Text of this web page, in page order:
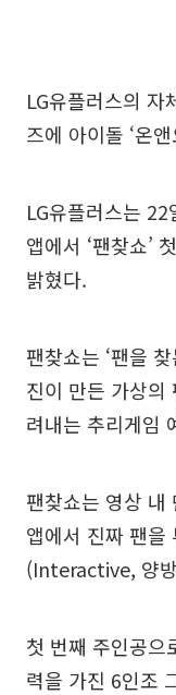
LG유플러스의 자
즈에 아이돌 ‘온
LG유플러스는
앱에서 ‘팬찾쇼’
밝혔다.
팬찾쇼는 ‘팬을
진이 만든 가상의
려내는 추리게임
팬찾쇼는 영상 내
앱에서 진짜 팬을
(Interactive, 양
첫 번째 주인공으
력을 가진 6인조